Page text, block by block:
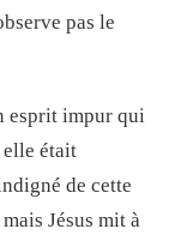
pas le
esprit impur qui
était
de cette
Jésus mit à